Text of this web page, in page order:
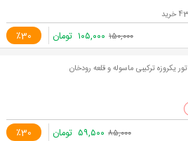
٪30 ۱۵۰,۰۰۰ ۱۰۵,۰۰۰ تومان
تور یکروزه ترکیبی ماسوله و قلعه رودخان
٪30 ۸۵,۰۰۰ ۵۹,۵۰۰ تومان